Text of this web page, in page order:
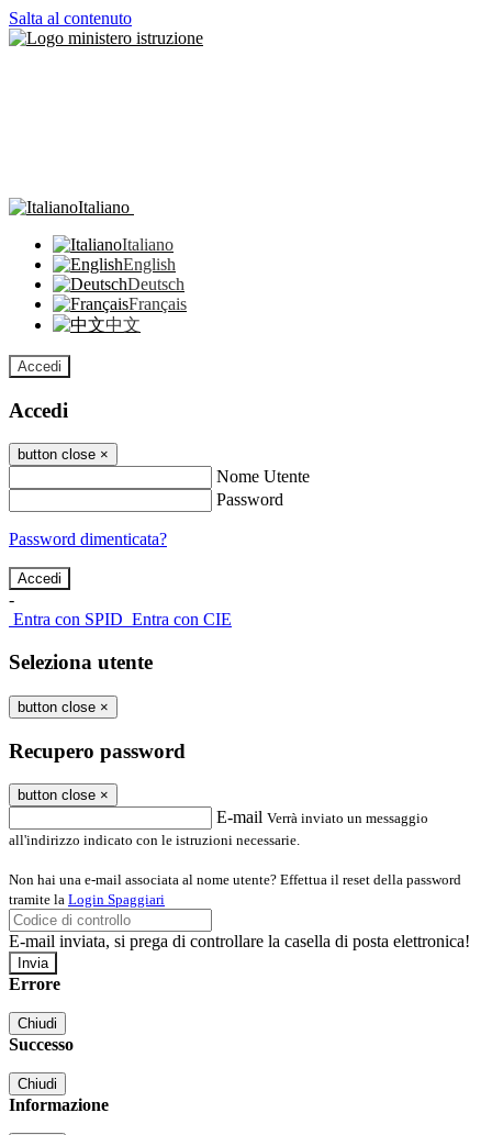
Salta al contenuto
Italiano
Italiano
English
Deutsch
Français
中文
Accedi
Accedi
button close ×
Nome Utente
Password
Password dimenticata?
-
Entra con SPID Entra con CIE
Seleziona utente
button close ×
Recupero password
button close ×
E-mail Verrà inviato un messaggio
all'indirizzo indicato con le istruzioni necessarie.
Non hai una e-mail associata al nome utente? Effettua il reset della password
tramite la Login Spaggiari
E-mail inviata, si prega di controllare la casella di posta elettronica!
Errore
Chiudi
Successo
Chiudi
Informazione